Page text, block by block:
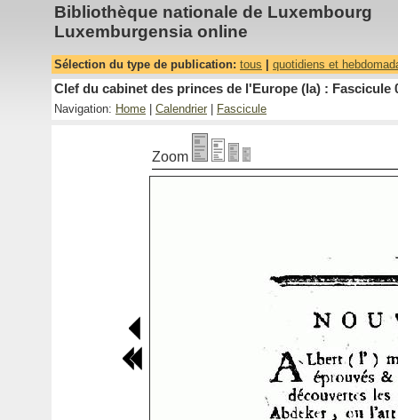
Bibliothèque nationale de Luxembourg
Luxemburgensia online
Sélection du type de publication: tous quotidiens et
Clef du cabinet des princes de l'Europe (la) : Fascicule
Navigation: Home Calendrier Fascicule
Zoom